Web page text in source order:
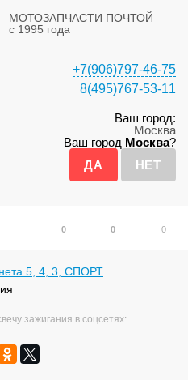
МОТОЗАПЧАСТИ ПОЧТОЙ
с 1995 года
+7(906)797-46-75
8(495)767-53-11
Ваш город:
Москва
Ваш город Москва?
0
0 0
5, 4, 3, СПОРТ
зажигания в соцсетях: